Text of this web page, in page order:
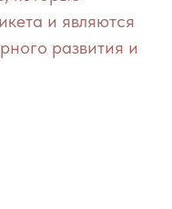
и являются
развития и